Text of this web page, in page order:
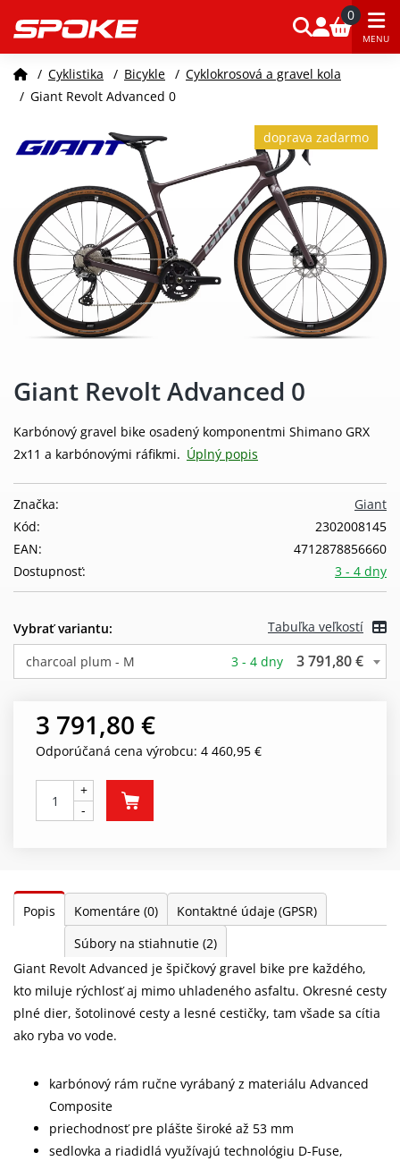
0
MENU
/ Cyklistika / Bicykle / Cyklokrosová a gravel kola
/ Giant Revolt Advanced 0
doprava zadarmo
Giant Revolt Advanced 0
Karbónový gravel bike osadený komponentmi Shimano GRX
2x11 a karbónovými ráfikmi. Úplný popis
Giant
Značka:
2302008145
Kód:
4712878856660
EAN:
3 - 4 dny
Dostupnosť:
Vybrať variantu: Tabuľka veľkostí
charcoal plum - M 3 - 4 dny 3 791,80 €
3 791,80 €
Odporúčaná cena výrobcu: 4 460,95 €
+
-
Popis Komentáre (0)
Kontaktné údaje (GPSR)
Súbory na stiahnutie (2)
Giant Revolt Advanced je špičkový gravel bike pre každého,
kto miluje rýchlosť aj mimo uhladeného asfaltu. Okresné cesty
plné dier, šotolinové cesty a lesné cestičky, tam všade sa cítia
ako ryba vo vode.
karbónový rám ručne vyrábaný z materiálu Advanced
Composite
priechodnosť pre plášte široké až 53 mm
sedlovka a riadidlá využívajú technológiu D-Fuse,